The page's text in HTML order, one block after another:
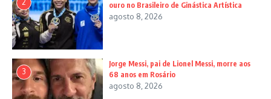
2
ouro no Brasileiro de Ginástica Artística
agosto 8, 2026
3
Jorge Messi, pai de Lionel Messi, morre aos
68 anos em Rosário
agosto 8, 2026